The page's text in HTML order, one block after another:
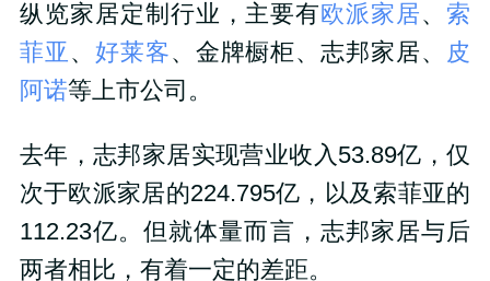
纵览家居定制行业，主要有欧派家居、 索
菲亚 、 好莱客、金牌橱柜、志邦家居、 皮
阿诺等上市公司。
去年，志邦家居实现营业收入53.89亿，仅
次于欧派家居的224.795亿，以及索菲亚的
112.23亿。但就体量而言，志邦家居与后
两者相比，有着一定的差距。